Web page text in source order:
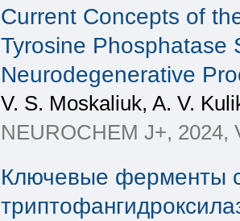
Current Concepts of
Tyrosine Phosphatase
Neurodegenerative
V. S. Moskaliuk, A. V.
NEUROCHEM J+, 2024,
Ключевые ферменты